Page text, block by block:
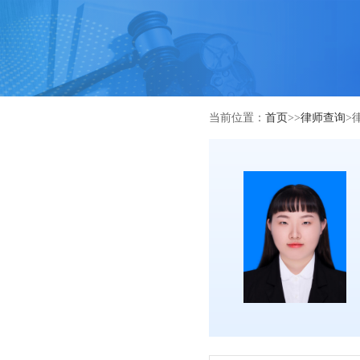
当前位置： 首页>>律师查询>